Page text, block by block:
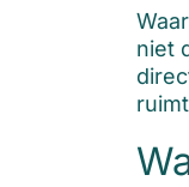
niet